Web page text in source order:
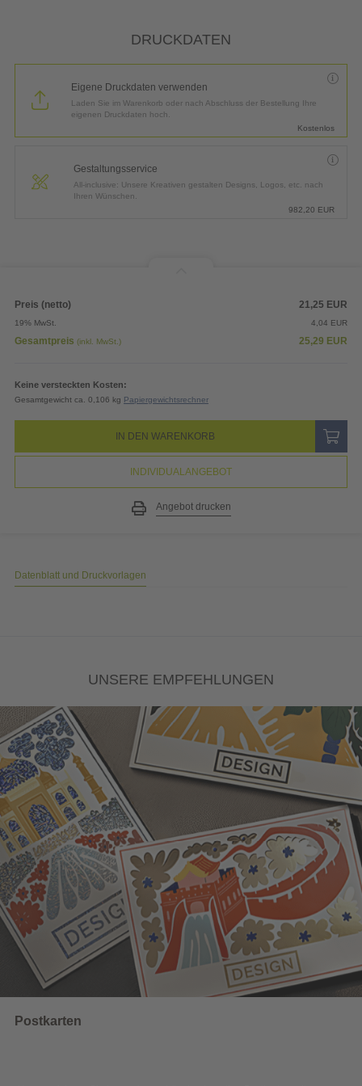
DRUCKDATEN
Eigene Druckdaten verwenden
Laden Sie im Warenkorb oder nach Abschluss der Bestellung Ihre
eigenen Druckdaten hoch.
Kostenlos
Gestaltungsservice
All-inclusive: Unsere Kreativen gestalten Designs, Logos, etc. nach
Ihren Wünschen.
982,20 EUR
Preis (netto) 21,25 EUR
19% MwSt. 4,04 EUR
Gesamtpreis (inkl. MwSt.) 25,29 EUR
Keine versteckten Kosten:
Gesamtgewicht ca. 0,106 kg Papiergewichtsrechner
IN DEN WARENKORB
INDIVIDUALANGEBOT
Angebot drucken
Datenblatt und Druckvorlagen
UNSERE EMPFEHLUNGEN